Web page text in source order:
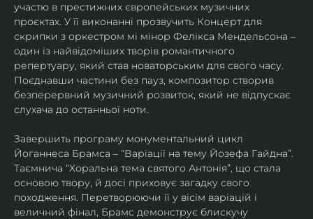
участю в престижних європейських музичних
проєктах. У її виконанні прозвучить Концерт для
скрипки з оркестром мі мінор Фелікса Мендельсона –
один із найвідоміших творів романтичного
репертуару, який став новаторським для свого часу.
Поєднавши частини без пауз, композитор створив
безперервний музичний розвиток, який не відпускає
слухача до останньої ноти.
Завершить програму монументальний цикл
Йоганнеса Брамса – “Варіації на тему Йозефа Гайдна”.
Таємнича “Хоральна тема святого Антонія”, що стала
основою твору, й досі приховує загадку свого
походження. Перетворюючи її у вісім варіацій і
величний фінал, Брамс демонструє блискучу